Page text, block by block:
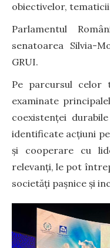
obiectivelor,
Parlamentul
senatoarea Silvia-
GRUI.
Pe parcursul
examinate
coexistenței
identificate acțiuni
și cooperare cu
relevanți, le pot
societăți pașnice și